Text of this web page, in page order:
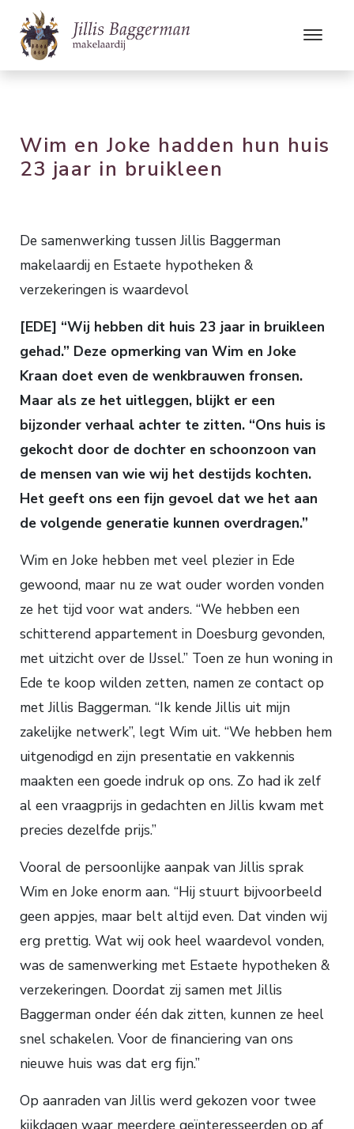
Wim en Joke hadden hun huis
23 jaar in bruikleen
De samenwerking tussen Jillis Baggerman
makelaardij en Estaete hypotheken &
verzekeringen is waardevol
[EDE] “Wij hebben dit huis 23 jaar in bruikleen
gehad.” Deze opmerking van Wim en Joke
Kraan doet even de wenkbrauwen fronsen.
Maar als ze het uitleggen, blijkt er een
bijzonder verhaal achter te zitten. “Ons huis is
gekocht door de dochter en schoonzoon van
de mensen van wie wij het destijds kochten.
Het geeft ons een fijn gevoel dat we het aan
de volgende generatie kunnen overdragen.”
Wim en Joke hebben met veel plezier in Ede
gewoond, maar nu ze wat ouder worden vonden
ze het tijd voor wat anders. “We hebben een
schitterend appartement in Doesburg gevonden,
met uitzicht over de IJssel.” Toen ze hun woning in
Ede te koop wilden zetten, namen ze contact op
met Jillis Baggerman. “Ik kende Jillis uit mijn
zakelijke netwerk”, legt Wim uit. “We hebben hem
uitgenodigd en zijn presentatie en vakkennis
maakten een goede indruk op ons. Zo had ik zelf
al een vraagprijs in gedachten en Jillis kwam met
precies dezelfde prijs.”
Vooral de persoonlijke aanpak van Jillis sprak
Wim en Joke enorm aan. “Hij stuurt bijvoorbeeld
geen appjes, maar belt altijd even. Dat vinden wij
erg prettig. Wat wij ook heel waardevol vonden,
was de samenwerking met Estaete hypotheken &
verzekeringen. Doordat zij samen met Jillis
Baggerman onder één dak zitten, kunnen ze heel
snel schakelen. Voor de financiering van ons
nieuwe huis was dat erg fijn.”
Op aanraden van Jillis werd gekozen voor twee
kijkdagen waar meerdere geïnteresseerden op af